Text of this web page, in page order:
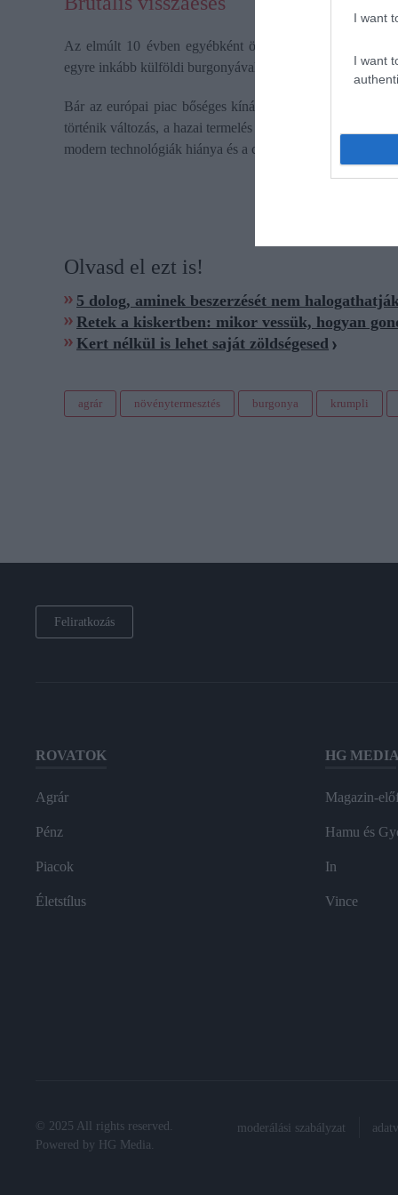
I want
I want
Az elmúlt 10 évben egyébként összesen
egyre inkább külföldi burgonyával pótoljuk.
Bár az európai piac bőséges kínálatot biztosít, a magyar
történik változás, a hazai termelés hamarosan a minimális
modern technológiák hiánya és a csökkenő termőterület -
Olvasd el ezt is!
5 dolog, aminek beszerzését nem
Retek a kiskertben: mikor vessük, hogyan
Kert nélkül is lehet saját zöldségesed
agrár növénytermesztés burgonya krumpli
Feliratkozás
ROVATOK
Agrár
Pénz
Piacok
Életstílus
HG MEDIA
Magazin-
Hamu és
In
Vince
© 2025 All rights reserved.
Powered by
HG Media
moderálási szabályzat